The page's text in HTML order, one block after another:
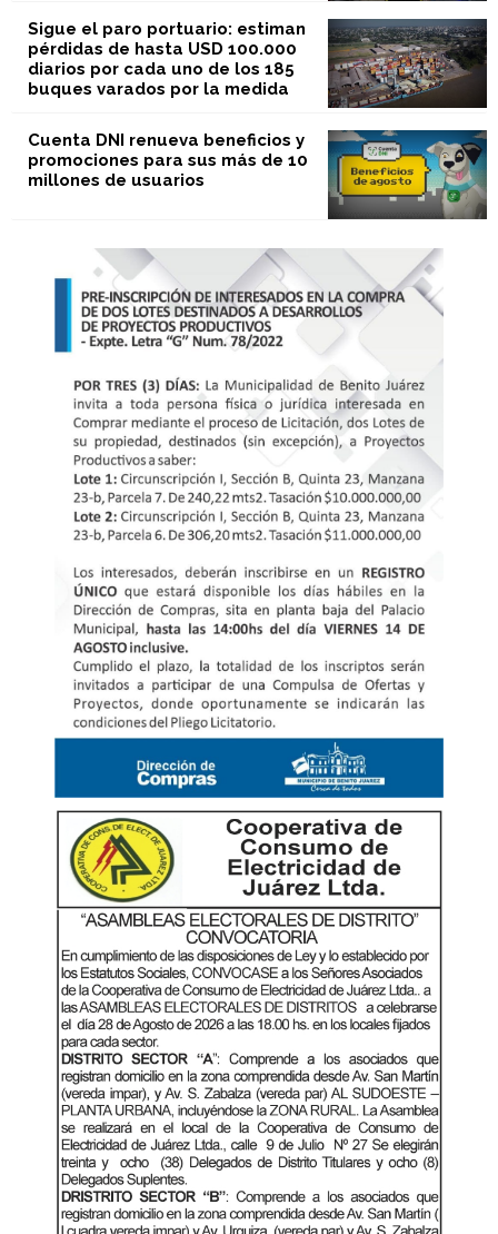
Sigue el paro portuario: estiman
pérdidas de hasta USD 100.000
diarios por cada uno de los 185
buques varados por la medida
Cuenta DNI renueva beneficios y
promociones para sus más de 10
millones de usuarios